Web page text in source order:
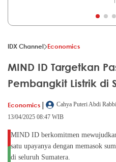
IDX Channel Economics
MIND ID Targetkan
Pembangkit Listrik di
Economics |
Cahya Puteri Abdi Rabbi
13/04/2025 08:47 WIB
MIND ID berkomitmen
satu upayanya dengan memasok
di seluruh Sumatera.